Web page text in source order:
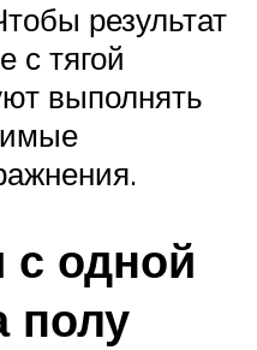
результат
с тягой
выполнять
с одной
полу